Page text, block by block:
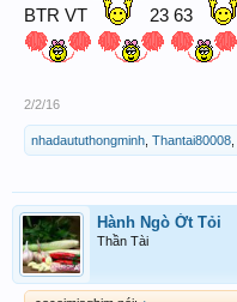
BTR VT 23 63
2/2/16
nhadaututhongminh Thantai80008
Hành Ngò Ớt Tỏi
Thần Tài